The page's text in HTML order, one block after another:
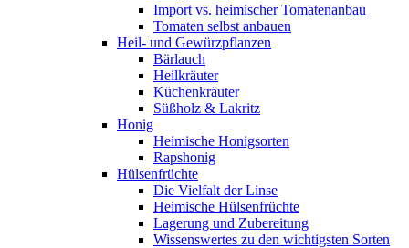
Import vs. heimischer Tomatenanbau
Tomaten selbst anbauen
Heil- und Gewürzpflanzen
Bärlauch
Heilkräuter
Küchenkräuter
Süßholz & Lakritz
Honig
Heimische Honigsorten
Rapshonig
Hülsenfrüchte
Die Vielfalt der Linse
Heimische Hülsenfrüchte
Lagerung und Zubereitung
Wissenswertes zu den wichtigsten Sorten